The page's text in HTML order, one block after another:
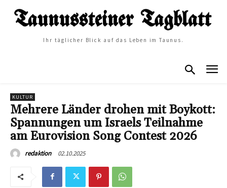
Ihr täglicher Blick auf das Leben im Taunus.
KULTUR
Mehrere Länder drohen mit Boykott:
Spannungen um Israels Teilnahme
am Eurovision Song Contest 2026
redaktion 02.10.2025